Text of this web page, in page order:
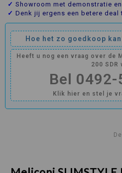
✓ Showroom met demonstratie
✓ Denk jij ergens een betere deal
Hoe het zo goedkoop
Heeft u nog een vraag over de
200 SDR
Bel
Klik hier en stel je